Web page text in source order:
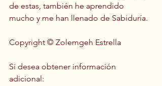
de estas, también he aprendido
mucho y me han llenado de Sabiduría.
Copyright © Zolemgeh Estrella
Si desea obtener información
adicional: